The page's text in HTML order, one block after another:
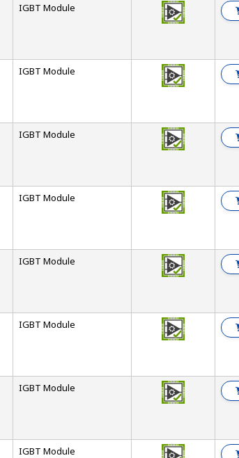
IGBT Module
IGBT Module
IGBT Module
IGBT Module
IGBT Module
IGBT Module
IGBT Module
IGBT Module